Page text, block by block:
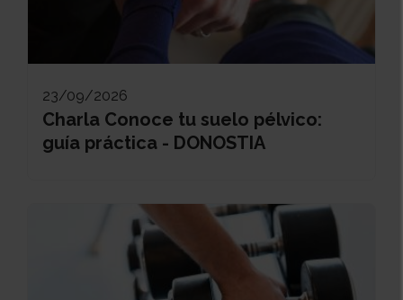
23/09/2026
Charla Conoce tu suelo pélvico:
guía práctica - DONOSTIA